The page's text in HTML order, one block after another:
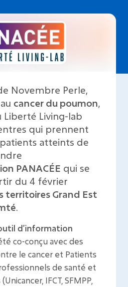
Novembre Perle,
cancer du poumon,
Liberté Living-lab
qui prennent
atteints de
PANACÉE qui se
du 4 février
territoires Grand Est
.
d’information
co-conçu avec des
le cancer et Patients
de santé et
IFCT, SFMPP,